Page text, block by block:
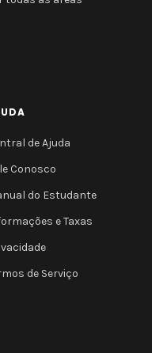
de Ajuda
Conosco
do Estudante
e Taxas
de Serviço